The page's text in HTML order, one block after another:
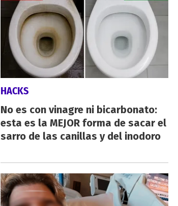
HACKS
No es con vinagre ni bicarbonato:
esta es la MEJOR forma de sacar el
sarro de las canillas y del inodoro